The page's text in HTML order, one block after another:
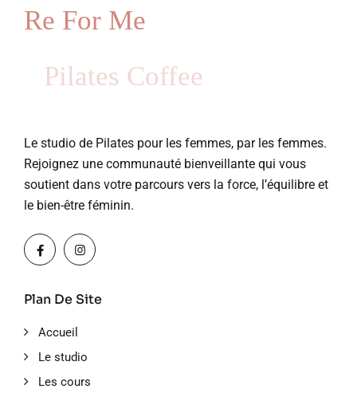
Re For Me
Pilates Coffee
Le studio de Pilates pour les femmes, par les femmes.
Rejoignez une communauté bienveillante qui vous
soutient dans votre parcours vers la force, l’équilibre et
le bien-être féminin.
Plan De Site
Accueil
Le studio
Les cours